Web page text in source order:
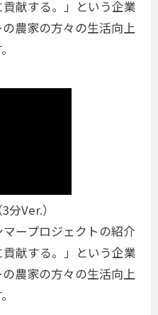
献する。」という企業
農家の方々の生活向上
Ver.）
ープロジェクトの紹介
献する。」という企業
農家の方々の生活向上